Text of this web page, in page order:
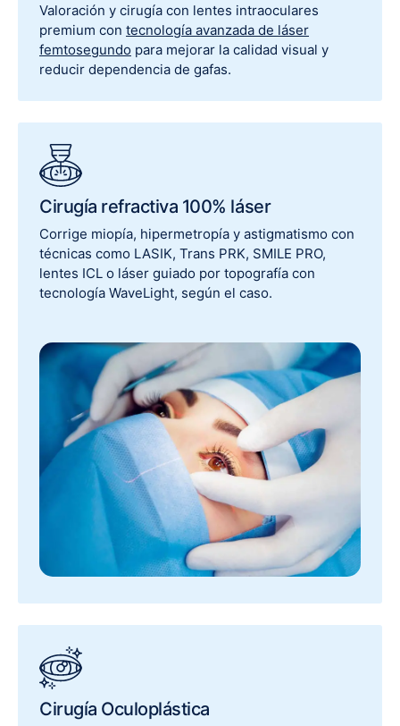
Valoración y cirugía con lentes intraoculares
premium con tecnología avanzada de láser
femtosegundo para mejorar la calidad visual y
reducir dependencia de gafas.
Cirugía refractiva 100% láser
Corrige miopía, hipermetropía y astigmatismo con
técnicas como LASIK, Trans PRK, SMILE PRO,
lentes ICL o láser guiado por topografía con
tecnología WaveLight, según el caso.
Cirugía Oculoplástica